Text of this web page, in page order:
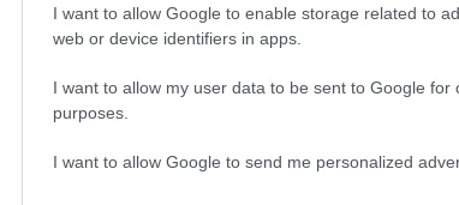
I want to allow Google to enable storage related to
web or device identifiers in apps.
I want to allow my user data to be sent to Google for
purposes.
I want to allow Google to send me personalized